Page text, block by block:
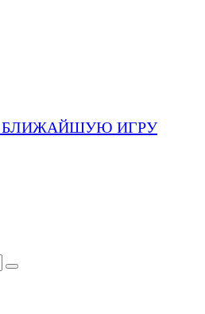
БЛИЖАЙШУЮ ИГРУ